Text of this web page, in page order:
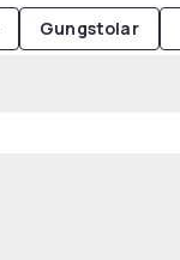
Gungstolar